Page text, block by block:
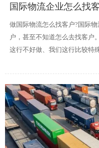
国际物流企业怎么找
做国际物流怎么找客户?国际
户，甚至不知道怎么去找客户
这行不好做、我们这行比较特
流找客户的方法。